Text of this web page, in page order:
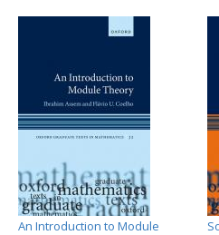
An Introduction to Module